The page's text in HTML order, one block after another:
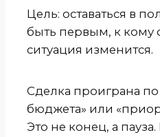
Цель: оставаться в
быть первым, к кому
ситуация изменится.
Сделка проиграна
бюджета» или
Это не конец, а